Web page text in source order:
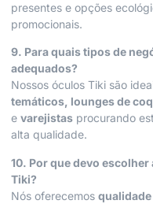
presentes e opções
promocionais.
9. Para quais tipos de
adequados?
Nossos óculos Tiki são
temáticos, lounges de
e varejistas procurando
alta qualidade.
10. Por que devo
Tiki?
Nós oferecemos